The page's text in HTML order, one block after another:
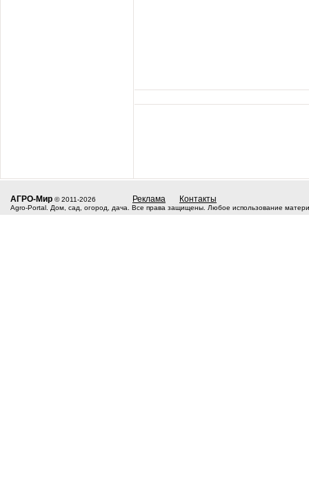
АГРО-Мир © 2011-2026 Реклама Контакты
Agro-Portal. Дом, сад, огород, дача. Все права защищены. Любое использование